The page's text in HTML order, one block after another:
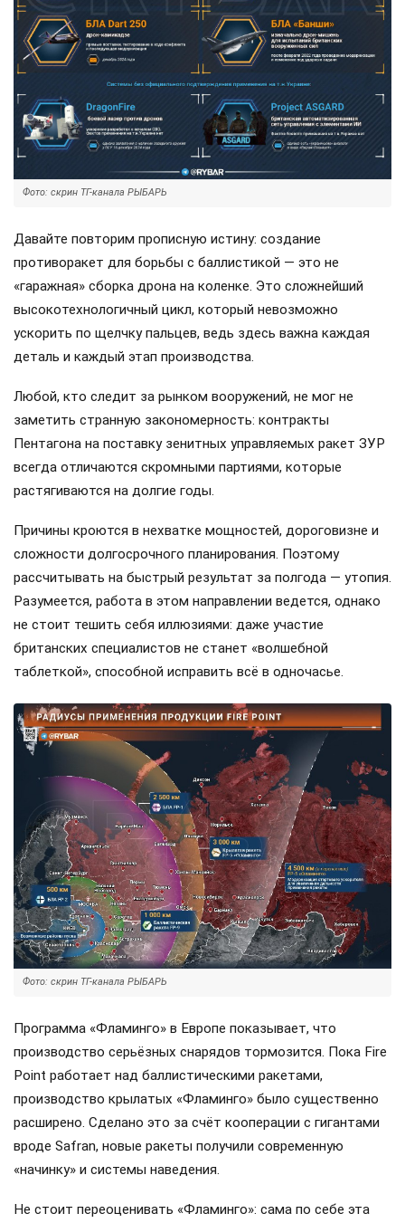
Фото: скрин ТГ-канала РЫБАРЬ
Давайте повторим прописную истину: создание
противоракет для борьбы с баллистикой — это не
«гаражная» сборка дрона на коленке. Это сложнейший
высокотехнологичный цикл, который невозможно
ускорить по щелчку пальцев, ведь здесь важна каждая
деталь и каждый этап производства.
Любой, кто следит за рынком вооружений, не мог не
заметить странную закономерность: контракты
Пентагона на поставку зенитных управляемых ракет ЗУР
всегда отличаются скромными партиями, которые
растягиваются на долгие годы.
Причины кроются в нехватке мощностей, дороговизне и
сложности долгосрочного планирования. Поэтому
рассчитывать на быстрый результат за полгода — утопия.
Разумеется, работа в этом направлении ведется, однако
не стоит тешить себя иллюзиями: даже участие
британских специалистов не станет «волшебной
таблеткой», способной исправить всё в одночасье.
Фото: скрин ТГ-канала РЫБАРЬ
Программа «Фламинго» в Европе показывает, что
производство серьёзных снарядов тормозится. Пока Fire
Point работает над баллистическими ракетами,
производство крылатых «Фламинго» было существенно
расширено. Сделано это за счёт кооперации с гигантами
вроде Safran, новые ракеты получили современную
«начинку» и системы наведения.
Не стоит переоценивать «Фламинго»: сама по себе эта